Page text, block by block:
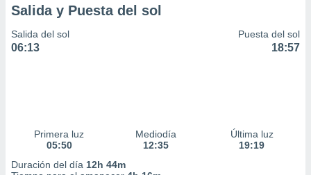
Salida y Puesta del sol
Salida del sol
06:13
Puesta del sol
18:57
Primera luz
05:50
Mediodía
12:35
Última luz
19:19
Duración del día 12h 44m